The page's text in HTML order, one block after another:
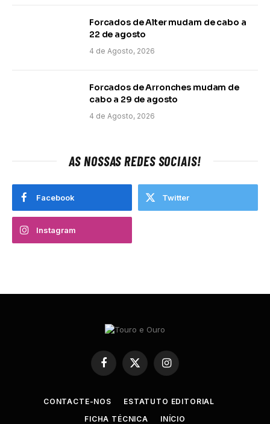
Forcados de Alter mudam de cabo a
22 de agosto
4 de Agosto, 2026
Forcados de Arronches mudam de
cabo a 29 de agosto
4 de Agosto, 2026
AS NOSSAS REDES SOCIAIS!
Facebook Twitter
Instagram
Facebook
X
Instagram
CONTACTE-NOS
ESTATUTO EDITORIAL
FICHA TÉCNICA
INÍCIO